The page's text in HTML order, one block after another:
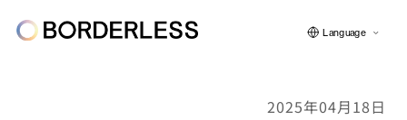
Language
2025年04月18日